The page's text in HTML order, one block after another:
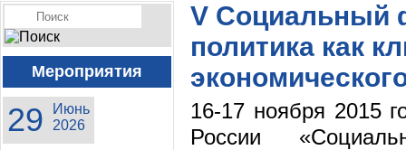
Мероприятия
29
Июнь
2026
V Социальный
политика как
16-17 ноября 2015
России